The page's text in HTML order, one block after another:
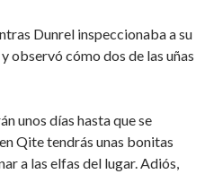
Dunrel inspeccionaba a su
observó cómo dos de las uñas
unos días hasta que se
Qite tendrás unas bonitas
a las elfas del lugar. Adiós,